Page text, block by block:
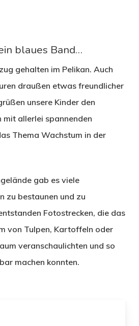
blaues Band…
gehalten im Pelikan. Auch
draußen etwas freundlicher
unsere Kinder den
allerlei spannenden
Thema Wachstum in der
gab es viele
zu bestaunen und zu
Fotostrecken, die das
von Tulpen, Kartoffeln oder
veranschaulichten und so
machen konnten.